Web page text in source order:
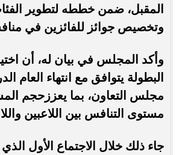
المقبل، ضمن خططه لتطوير
وتخصيص جوائز للفائزين في
وأكد المجلس في بيان له، أن
البطولة يتوافق مع انتهاء العام
مجلس التعاون، بما يعززحجم
مستوى التنافس بين اللاعبين
جاء ذلك خلال الاجتماع الأول